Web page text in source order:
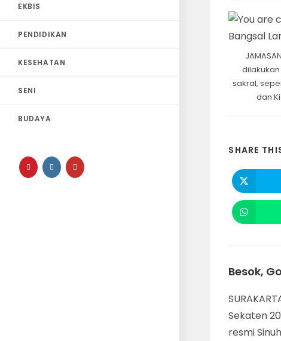
EKBIS
PENDIDIKAN
KESEHATAN
SENI
BUDAYA
sakral,
dan
SHARE
Besok,
Sekaten
resmi